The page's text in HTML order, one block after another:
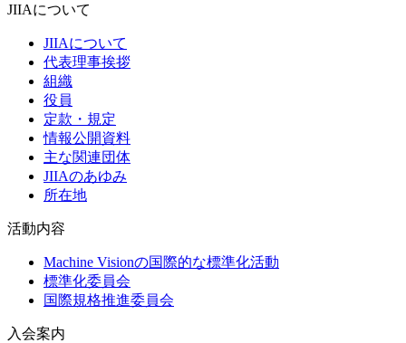
JIIAについて
JIIAについて
代表理事挨拶
組織
役員
定款・規定
情報公開資料
主な関連団体
JIIAのあゆみ
所在地
活動内容
Machine Visionの国際的な標準化活動
標準化委員会
国際規格推進委員会
入会案内